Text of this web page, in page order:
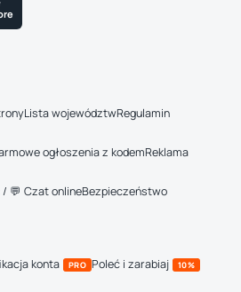
Lista województwRegulamin
ogłoszenia z kodemReklama
/ 💬 Czat onlineBezpieczeństwo
konta PRO Poleć i zarabiaj 10%